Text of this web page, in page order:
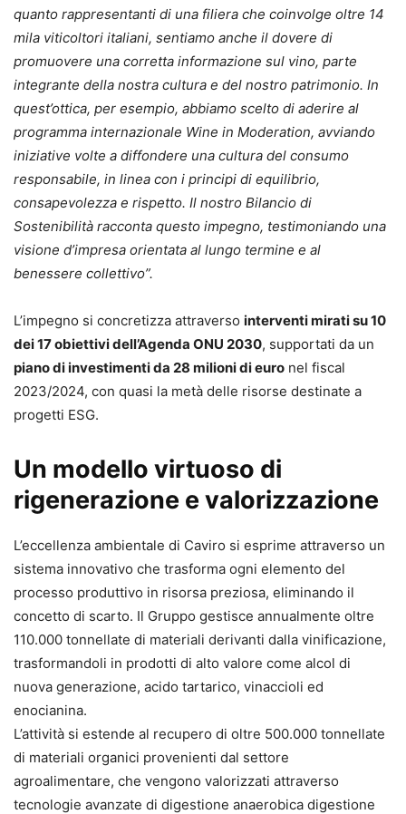
quanto rappresentanti di una filiera che coinvolge oltre 14
mila viticoltori italiani, sentiamo anche il dovere di
promuovere una corretta informazione sul vino, parte
integrante della nostra cultura e del nostro patrimonio. In
quest’ottica, per esempio, abbiamo scelto di aderire al
programma internazionale Wine in Moderation, avviando
iniziative volte a diffondere una cultura del consumo
responsabile, in linea con i principi di equilibrio,
consapevolezza e rispetto. Il nostro Bilancio di
Sostenibilità racconta questo impegno, testimoniando una
visione d’impresa orientata al lungo termine e al
benessere collettivo”.
L’impegno si concretizza attraverso interventi mirati su 10
dei 17 obiettivi dell’Agenda ONU 2030, supportati da un
piano di investimenti da 28 milioni di euro nel fiscal
2023/2024, con quasi la metà delle risorse destinate a
progetti ESG.
Un modello virtuoso di
rigenerazione e valorizzazione
L’eccellenza ambientale di Caviro si esprime attraverso un
sistema innovativo che trasforma ogni elemento del
processo produttivo in risorsa preziosa, eliminando il
concetto di scarto. Il Gruppo gestisce annualmente oltre
110.000 tonnellate di materiali derivanti dalla vinificazione,
trasformandoli in prodotti di alto valore come alcol di
nuova generazione, acido tartarico, vinaccioli ed
enocianina.
L’attività si estende al recupero di oltre 500.000 tonnellate
di materiali organici provenienti dal settore
agroalimentare, che vengono valorizzati attraverso
tecnologie avanzate di digestione anaerobica digestione